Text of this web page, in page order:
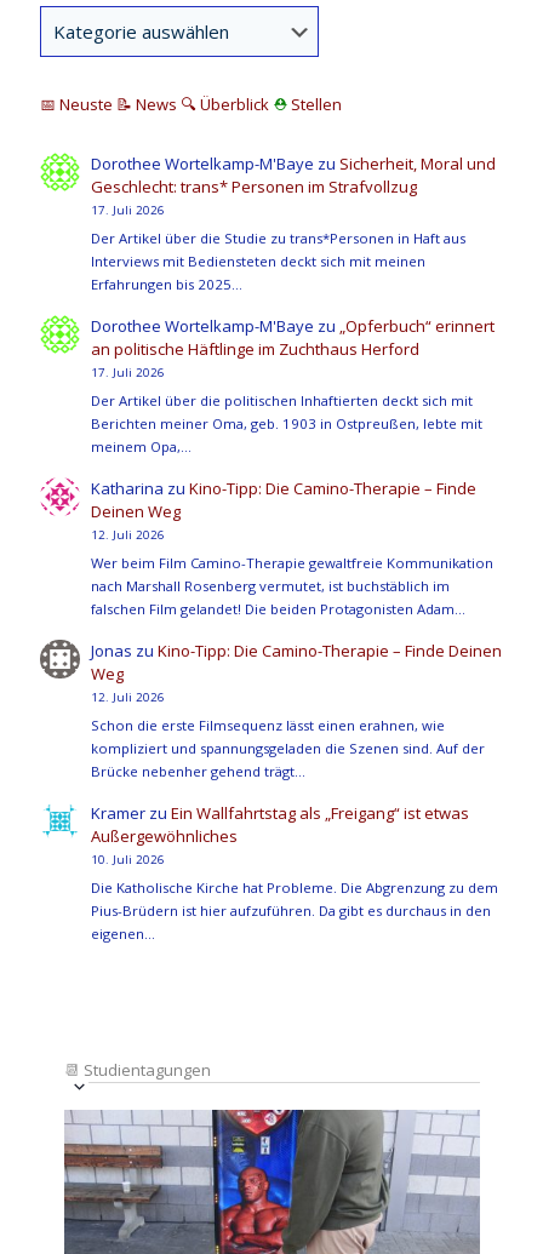
📅 Neuste 📝 News 🔍 Überblick ⛑ Stellen
Dorothee Wortelkamp-M'Baye zu Sicherheit, Moral und
Geschlecht: trans* Personen im Strafvollzug
17. Juli 2026
Der Artikel über die Studie zu trans*Personen in Haft aus
Interviews mit Bediensteten deckt sich mit meinen
Erfahrungen bis 2025…
Dorothee Wortelkamp-M'Baye zu „Opferbuch“ erinnert
an politische Häftlinge im Zuchthaus Herford
17. Juli 2026
Der Artikel über die politischen Inhaftierten deckt sich mit
Berichten meiner Oma, geb. 1903 in Ostpreußen, lebte mit
meinem Opa,…
Katharina zuKino-Tipp: Die Camino-Therapie – Finde
Deinen Weg
12. Juli 2026
Wer beim Film Camino-Therapie gewaltfreie Kommunikation
nach Marshall Rosenberg vermutet, ist buchstäblich im
falschen Film gelandet! Die beiden Protagonisten Adam…
Jonas zuKino-Tipp: Die Camino-Therapie – Finde Deinen
Weg
12. Juli 2026
Schon die erste Filmsequenz lässt einen erahnen, wie
kompliziert und spannungsgeladen die Szenen sind. Auf der
Brücke nebenher gehend trägt…
Kramer zuEin Wallfahrtstag als „Freigang“ ist etwas
Außergewöhnliches
10. Juli 2026
Die Katholische Kirche hat Probleme. Die Abgrenzung zu dem
Pius-Brüdern ist hier aufzuführen. Da gibt es durchaus in den
eigenen…
📆 Studientagungen
Ansichten-
Navigation
Veranstaltung
Ansichten-
Navigation
Datum
auswählen.
List
of
Veranstaltungen
in
Photo
View